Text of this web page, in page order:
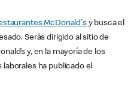
McDonald'sy busca el
Serás dirigido al sitio de
y, en la mayoría de los
ha publicado el